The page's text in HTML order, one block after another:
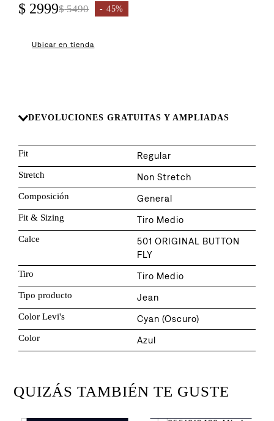
$ 2999$ 5490 45%
Ubicar en tienda
DEVOLUCIONES GRATUITAS Y AMPLIADAS
Fit Regular
Stretch Non Stretch
Composición General
Fit & Sizing Tiro Medio
Calce
501 ORIGINAL BUTTON
FLY
Tiro Tiro Medio
Tipo producto Jean
Color Levi's Cyan (Oscuro)
Color Azul
QUIZÁS TAMBIÉN TE GUSTE
. baggy